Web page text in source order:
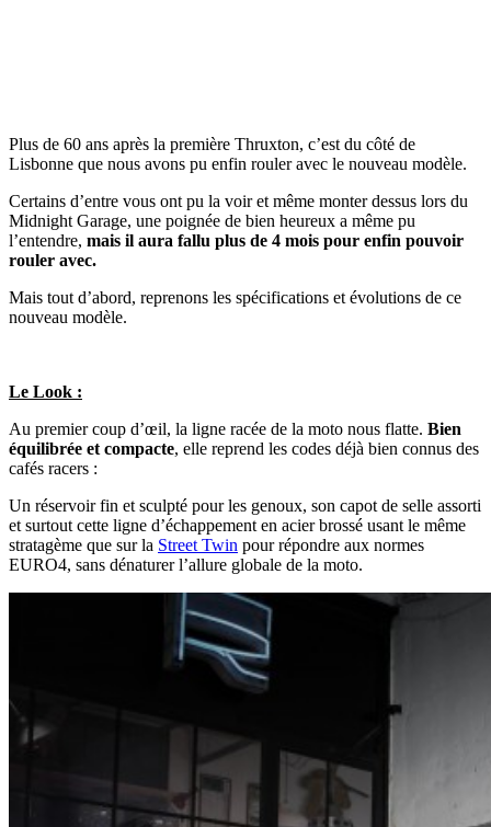
Plus de 60 ans après la première Thruxton, c’est du côté de
Lisbonne que nous avons pu enfin rouler avec le nouveau modèle.
Certains d’entre vous ont pu la voir et même monter dessus lors du
Midnight Garage, une poignée de bien heureux a même pu
l’entendre, mais il aura fallu plus de 4 mois pour enfin pouvoir
rouler avec.
Mais tout d’abord, reprenons les spécifications et évolutions de ce
nouveau modèle.
Le Look :
Au premier coup d’œil, la ligne racée de la moto nous flatte. Bien
équilibrée et compacte, elle reprend les codes déjà bien connus des
cafés racers :
Un réservoir fin et sculpté pour les genoux, son capot de selle assorti
et surtout cette ligne d’échappement en acier brossé usant le même
stratagème que sur la Street Twin pour répondre aux normes
EURO4, sans dénaturer l’allure globale de la moto.